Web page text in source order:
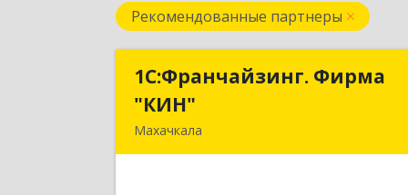
Рекомендованные партнеры
1С:Франчайзинг. Фирма
"КИН"
Махачкала
1С:Франчайзинг. Фирма